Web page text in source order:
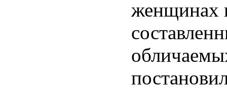
женщинах